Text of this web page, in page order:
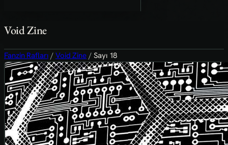
Void Zine
Fanzin Rafları / Void Zine / Sayı 18